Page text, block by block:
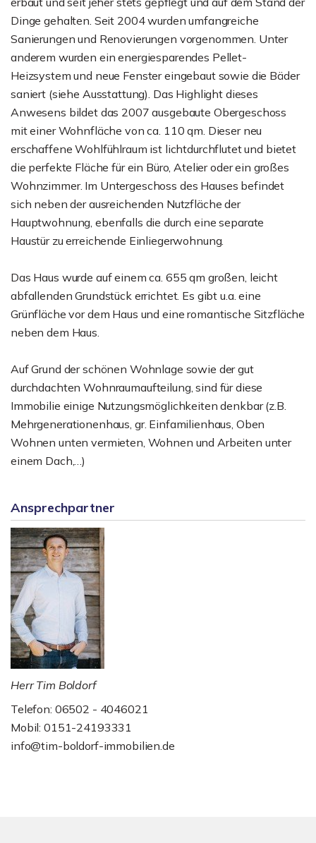
Dinge gehalten. Seit 2004 wurden umfangreiche
Sanierungen und Renovierungen vorgenommen. Unter
anderem wurden ein energiesparendes Pellet-
Heizsystem und neue Fenster eingebaut sowie die Bäder
saniert (siehe Ausstattung). Das Highlight dieses
Anwesens bildet das 2007 ausgebaute Obergeschoss
mit einer Wohnfläche von ca. 110 qm. Dieser neu
erschaffene Wohlfühlraum ist lichtdurchflutet und bietet
die perfekte Fläche für ein Büro, Atelier oder ein großes
Wohnzimmer. Im Untergeschoss des Hauses befindet
sich neben der ausreichenden Nutzfläche der
Hauptwohnung, ebenfalls die durch eine separate
Haustür zu erreichende Einliegerwohnung.
Das Haus wurde auf einem ca. 655 qm großen, leicht
abfallenden Grundstück errichtet. Es gibt u.a. eine
Grünfläche vor dem Haus und eine romantische Sitzfläche
neben dem Haus.
Auf Grund der schönen Wohnlage sowie der gut
durchdachten Wohnraumaufteilung, sind für diese
Immobilie einige Nutzungsmöglichkeiten denkbar (z.B.
Mehrgenerationenhaus, gr. Einfamilienhaus, Oben
Wohnen unten vermieten, Wohnen und Arbeiten unter
einem Dach,…)
Ansprechpartner
Herr Tim Boldorf
Telefon: 06502 - 4046021
Mobil: 0151-24193331
info@tim-boldorf-immobilien.de